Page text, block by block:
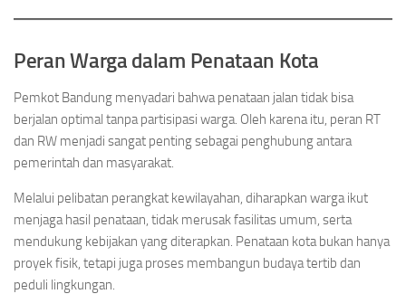
Peran Warga dalam Penataan Kota
Pemkot Bandung menyadari bahwa penataan jalan tidak bisa
berjalan optimal tanpa partisipasi warga. Oleh karena itu, peran RT
dan RW menjadi sangat penting sebagai penghubung antara
pemerintah dan masyarakat.
Melalui pelibatan perangkat kewilayahan, diharapkan warga ikut
menjaga hasil penataan, tidak merusak fasilitas umum, serta
mendukung kebijakan yang diterapkan. Penataan kota bukan hanya
proyek fisik, tetapi juga proses membangun budaya tertib dan
peduli lingkungan.